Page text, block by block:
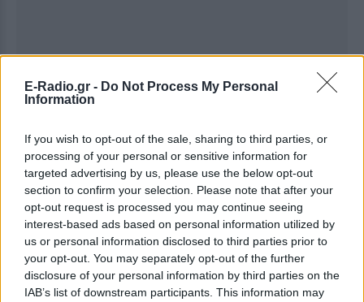
E-Radio.gr - Do Not Process My Personal
Information
If you wish to opt-out of the sale, sharing to third parties, or
processing of your personal or sensitive information for
targeted advertising by us, please use the below opt-out
section to confirm your selection. Please note that after your
opt-out request is processed you may continue seeing
interest-based ads based on personal information utilized by
us or personal information disclosed to third parties prior to
your opt-out. You may separately opt-out of the further
disclosure of your personal information by third parties on the
IAB’s list of downstream participants. This information may